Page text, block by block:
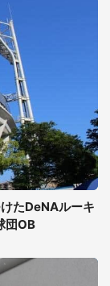
たDeNAルーキ
団OB